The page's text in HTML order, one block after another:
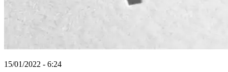
15/01/2022 - 6:24